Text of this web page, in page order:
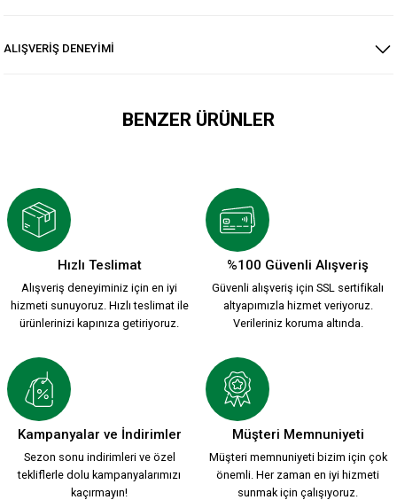
ALIŞVERİŞ DENEYİMİ
BENZER ÜRÜNLER
3.500,00 TL
HUMMEL DREAM HALF ZIP SWEATSHİRT S.
2.399,90 TL
KARŞIYAKA NAKIŞ LOGO KIRMIZI POLAR FERMUARLI
1.749,90 TL
Hızlı Teslimat
Alışveriş deneyiminiz için en iyi
hizmeti sunuyoruz. Hızlı teslimat ile
ürünlerinizi kapınıza getiriyoruz.
%100 Güvenli Alışveriş
Güvenli alışveriş için SSL sertifikalı
altyapımızla hizmet veriyoruz.
Verileriniz koruma altında.
Kampanyalar ve İndirimler
Sezon sonu indirimleri ve özel
tekliflerle dolu kampanyalarımızı
kaçırmayın!
Müşteri Memnuniyeti
Müşteri memnuniyeti bizim için çok
önemli. Her zaman en iyi hizmeti
sunmak için çalışıyoruz.